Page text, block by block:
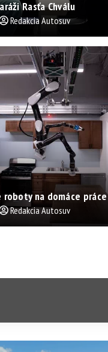
Rasťa Chválu
Redakcia Autosuv
na domáce práce
Redakcia Autosuv